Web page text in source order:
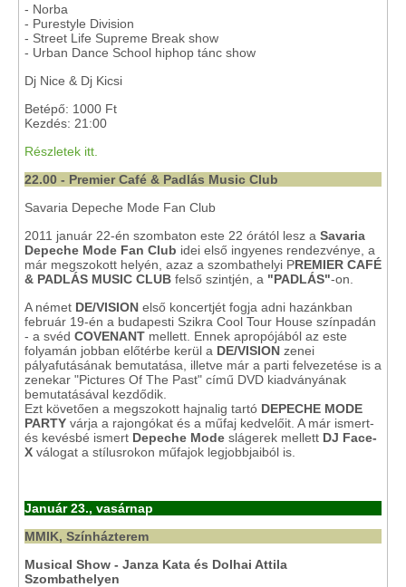
- Norba
- Purestyle Division
- Street Life Supreme Break show
- Urban Dance School hiphop tánc show
Dj Nice & Dj Kicsi
Betépő: 1000 Ft
Kezdés: 21:00
Részletek itt.
22.00 - Premier Café & Padlás Music Club
Savaria Depeche Mode Fan Club
2011 január 22-én szombaton este 22 órától lesz a Savaria
Depeche Mode Fan Club idei első ingyenes rendezvénye, a
már megszokott helyén, azaz a szombathelyi PREMIER CAFÉ
& PADLÁS MUSIC CLUB felső szintjén, a "PADLÁS"-on.
A német DE/VISION első koncertjét fogja adni hazánkban
február 19-én a budapesti Szikra Cool Tour House színpadán
- a svéd COVENANT mellett. Ennek apropójából az este
folyamán jobban előtérbe kerül a DE/VISION zenei
pályafutásának bemutatása, illetve már a parti felvezetése is a
zenekar "Pictures Of The Past" című DVD kiadványának
bemutatásával kezdődik.
Ezt követően a megszokott hajnalig tartó DEPECHE MODE
PARTY várja a rajongókat és a műfaj kedvelőit. A már ismert-
és kevésbé ismert Depeche Mode slágerek mellett DJ Face-
X válogat a stílusrokon műfajok legjobbjaiból is.
Január 23., vasárnap
MMIK, Színházterem
Musical Show - Janza Kata és Dolhai Attila
Szombathelyen